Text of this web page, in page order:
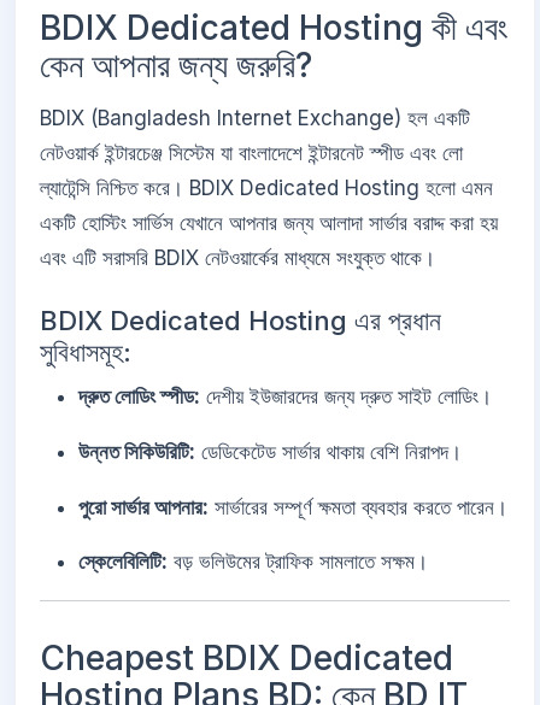
BDIX Dedicated Hosting কী এবং
কেন আপনার জন্য জরুরি?
BDIX (Bangladesh Internet Exchange) হল একটি
নেটওয়ার্ক ইন্টারচেঞ্জ সিস্টেম যা বাংলাদেশে ইন্টারনেট স্পীড এবং লো
ল্যাটেন্সি নিশ্চিত করে। BDIX Dedicated Hosting হলো এমন
একটি হোস্টিং সার্ভিস যেখানে আপনার জন্য আলাদা সার্ভার বরাদ্দ করা হয়
এবং এটি সরাসরি BDIX নেটওয়ার্কের মাধ্যমে সংযুক্ত থাকে।
BDIX Dedicated Hosting এর প্রধান
সুবিধাসমূহ:
দ্রুত লোডিং স্পীড: দেশীয় ইউজারদের জন্য দ্রুত সাইট লোডিং।
উন্নত সিকিউরিটি: ডেডিকেটেড সার্ভার থাকায় বেশি নিরাপদ।
পুরো সার্ভার আপনার: সার্ভারের সম্পূর্ণ ক্ষমতা ব্যবহার করতে পারেন।
স্কেলেবিলিটি: বড় ভলিউমের ট্রাফিক সামলাতে সক্ষম।
Cheapest BDIX Dedicated
Hosting Plans BD: কেন BD IT